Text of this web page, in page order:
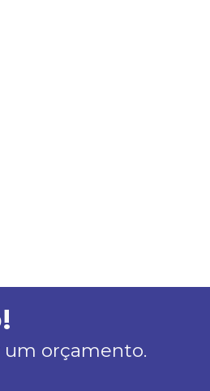
um orçamento.